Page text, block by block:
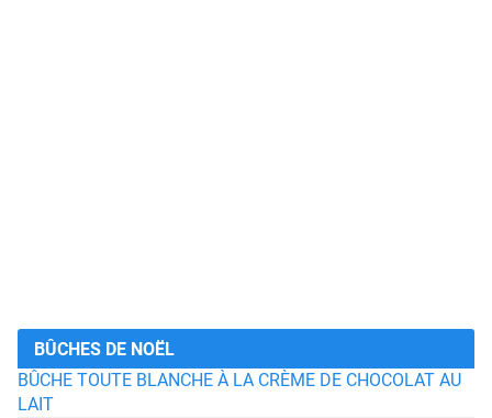
BÛCHES DE NOËL
BÛCHE TOUTE BLANCHE À LA CRÈME DE CHOCOLAT AU
LAIT